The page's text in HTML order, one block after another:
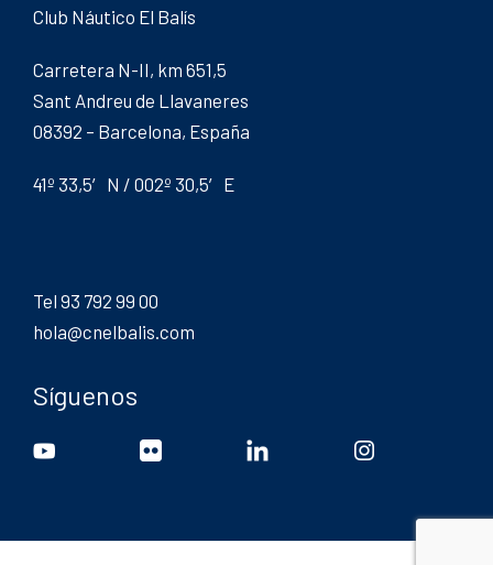
Club Náutico El Balís
Carretera N-II, km 651,5
Sant Andreu de Llavaneres
08392 – Barcelona, España
41º 33,5′ N / 002º 30,5′ E
Tel 93 792 99 00
hola@cnelbalis.com
Síguenos